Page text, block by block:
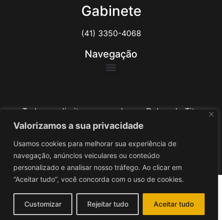
Valorizamos a sua privacidade
Usamos cookies para melhorar sua experiência de
navegação, anúncios veiculares ou conteúdo
personalizado e analisar nosso tráfego. Ao clicar em
“Aceitar tudo”, você concorda com o uso de cookies.
Customizar Rejeitar tudo Aceitar tudo
Gabinete
(41) 3350-4068
Navegação
Todos os direitos reservados ao Delegado Tito
Barichello
Desenvolvido poriv3